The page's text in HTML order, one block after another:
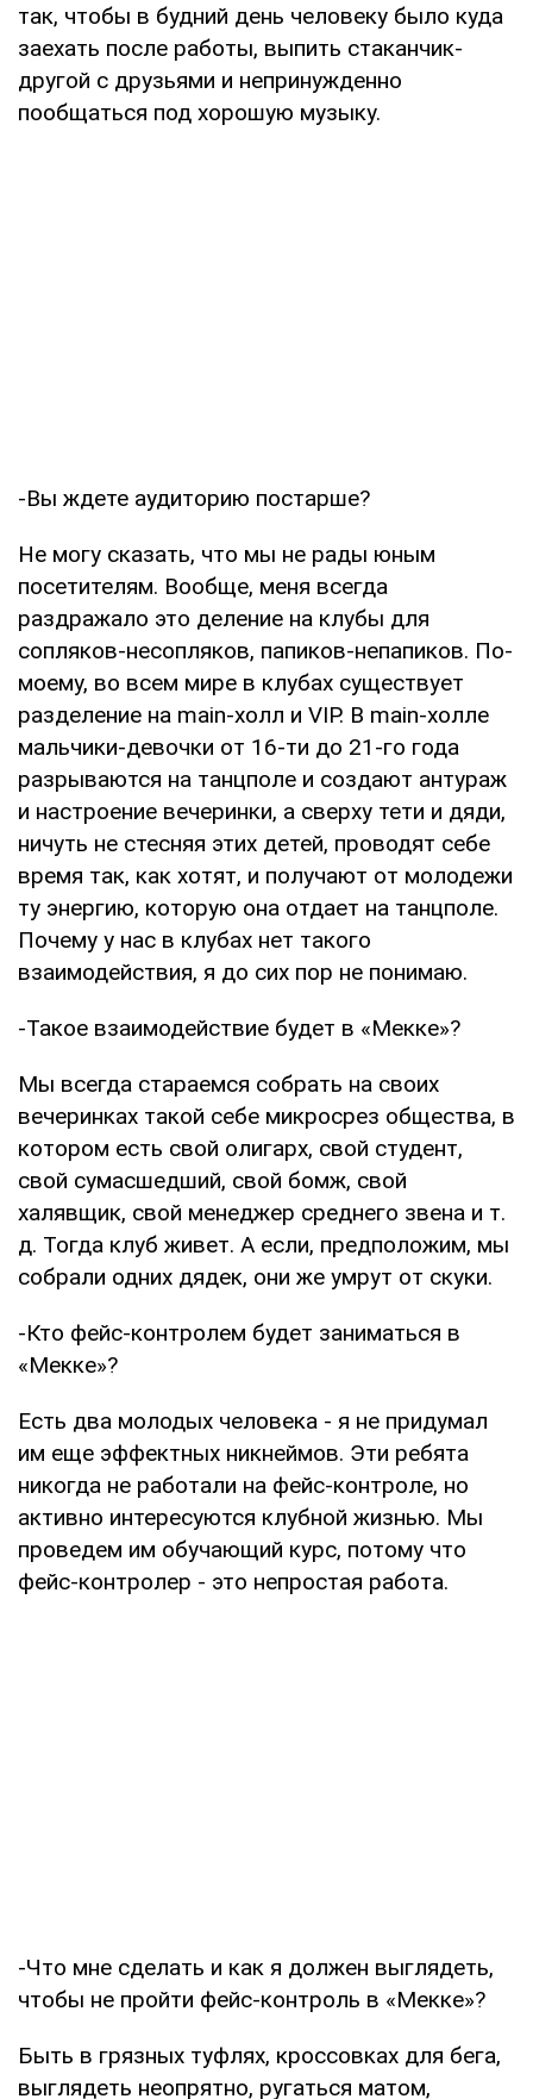
так, чтобы в будний день человеку было куда
заехать после работы, выпить стаканчик-
другой с друзьями и непринужденно
пообщаться под хорошую музыку.
-Вы ждете аудиторию постарше?
Не могу сказать, что мы не рады юным
посетителям. Вообще, меня всегда
раздражало это деление на клубы для
сопляков-несопляков, папиков-непапиков. По-
моему, во всем мире в клубах существует
разделение на main-холл и VIP. В main-холле
мальчики-девочки от 16-ти до 21-го года
разрываются на танцполе и создают антураж
и настроение вечеринки, а сверху тети и дяди,
ничуть не стесняя этих детей, проводят себе
время так, как хотят, и получают от молодежи
ту энергию, которую она отдает на танцполе.
Почему у нас в клубах нет такого
взаимодействия, я до сих пор не понимаю.
-Такое взаимодействие будет в «Мекке»?
Мы всегда стараемся собрать на своих
вечеринках такой себе микросрез общества, в
котором есть свой олигарх, свой студент,
свой сумасшедший, свой бомж, свой
халявщик, свой менеджер среднего звена и т.
д. Тогда клуб живет. А если, предположим, мы
собрали одних дядек, они же умрут от скуки.
-Кто фейс-контролем будет заниматься в
«Мекке»?
Есть два молодых человека - я не придумал
им еще эффектных никнеймов. Эти ребята
никогда не работали на фейс-контроле, но
активно интересуются клубной жизнью. Мы
проведем им обучающий курс, потому что
фейс-контролер - это непростая работа.
-Что мне сделать и как я должен выглядеть,
чтобы не пройти фейс-контроль в «Мекке»?
Быть в грязных туфлях, кроссовках для бега,
выглядеть неопрятно, ругаться матом,